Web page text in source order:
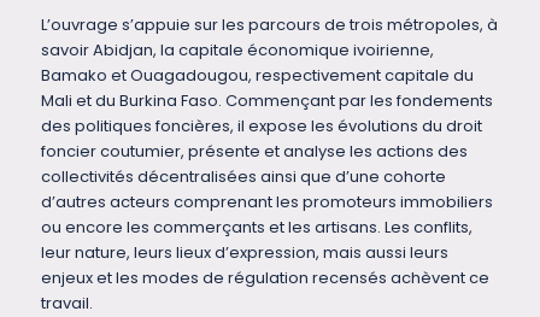
L’ouvrage s’appuie sur les parcours de trois métropoles, à
savoir Abidjan, la capitale économique ivoirienne,
Bamako et Ouagadougou, respectivement capitale du
Mali et du Burkina Faso. Commençant par les fondements
des politiques foncières, il expose les évolutions du droit
foncier coutumier, présente et analyse les actions des
collectivités décentralisées ainsi que d’une cohorte
d’autres acteurs comprenant les promoteurs immobiliers
ou encore les commerçants et les artisans. Les conflits,
leur nature, leurs lieux d’expression, mais aussi leurs
enjeux et les modes de régulation recensés achèvent ce
travail.